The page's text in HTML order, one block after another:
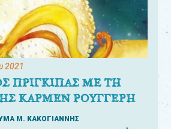
2021
ΠΡΙΓΚΙΠΑΣ ΜΕ ΤΗ
ΚΑΡΜΕΝ ΡΟΥΓΓΕΡΗ
Μ. ΚΑΚΟΓΙΑΝΝΗΣ